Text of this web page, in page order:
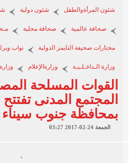
شئون المرأةوالطفل شئون دولية
صحافة عالمية صحافة محلية
مختارات صحيفة التايمز الدولية نواب
وزارة الـداخـلـيـة وزارةالإعلام
القوات المسلحة
بمحافظة جنوب
الجمعة 24-02-2017 03:27